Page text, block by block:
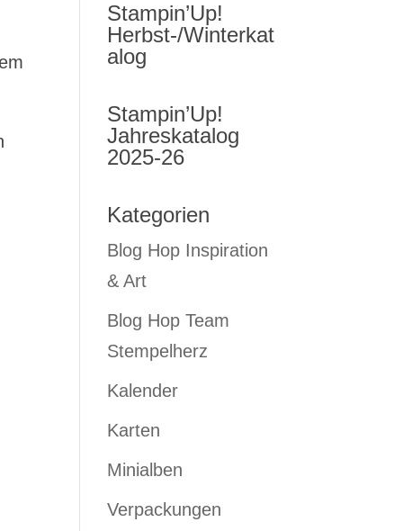
Stampin’Up!
Herbst-/Winterkat
alog
Stampin’Up!
Jahreskatalog
2025-26
Kategorien
Blog Hop Inspiration
& Art
Blog Hop Team
Stempelherz
Kalender
Karten
Minialben
Verpackungen